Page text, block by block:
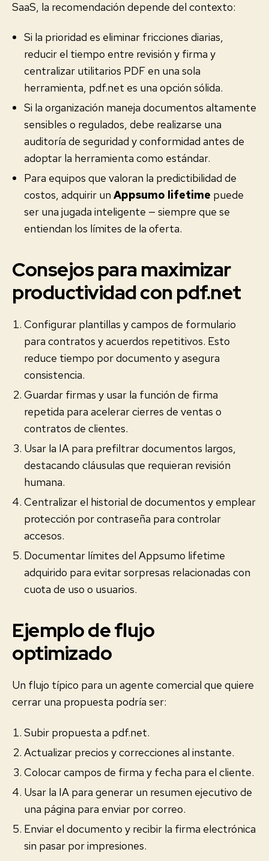
SaaS, la recomendación depende del contexto:
Si la prioridad es eliminar fricciones diarias,
reducir el tiempo entre revisión y firma y
centralizar utilitarios PDF en una sola
herramienta, pdf.net es una opción sólida.
Si la organización maneja documentos altamente
sensibles o regulados, debe realizarse una
auditoría de seguridad y conformidad antes de
adoptar la herramienta como estándar.
Para equipos que valoran la predictibilidad de
costos, adquirir un Appsumo lifetime puede
ser una jugada inteligente — siempre que se
entiendan los límites de la oferta.
Consejos para maximizar
productividad con pdf.net
Configurar plantillas y campos de formulario
para contratos y acuerdos repetitivos. Esto
reduce tiempo por documento y asegura
consistencia.
Guardar firmas y usar la función de firma
repetida para acelerar cierres de ventas o
contratos de clientes.
Usar la IA para prefiltrar documentos largos,
destacando cláusulas que requieran revisión
humana.
Centralizar el historial de documentos y emplear
protección por contraseña para controlar
accesos.
Documentar límites del Appsumo lifetime
adquirido para evitar sorpresas relacionadas con
cuota de uso o usuarios.
Ejemplo de flujo
optimizado
Un flujo típico para un agente comercial que quiere
cerrar una propuesta podría ser:
Subir propuesta a pdf.net.
Actualizar precios y correcciones al instante.
Colocar campos de firma y fecha para el cliente.
Usar la IA para generar un resumen ejecutivo de
una página para enviar por correo.
Enviar el documento y recibir la firma electrónica
sin pasar por impresiones.